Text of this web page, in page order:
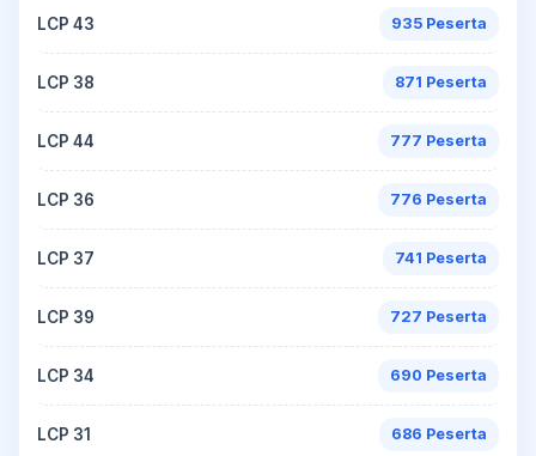
LCP 43 935 Peserta
LCP 38 871 Peserta
LCP 44 777 Peserta
LCP 36 776 Peserta
LCP 37 741 Peserta
LCP 39 727 Peserta
LCP 34 690 Peserta
LCP 31 686 Peserta